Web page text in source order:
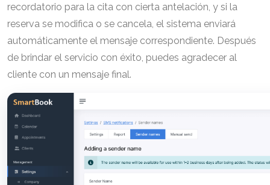
recordatorio para la cita con cierta antelación, y si la
reserva se modifica o se cancela, el sistema enviará
automáticamente el mensaje correspondiente. Después
de brindar el servicio con éxito, puedes agradecer al
cliente con un mensaje final.